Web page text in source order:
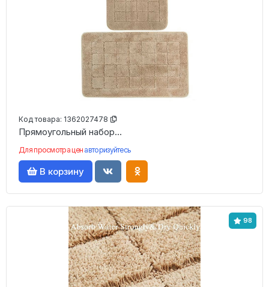
Код товара: 1362027478
Прямоугольный набор...
Для просмотра цен авторизуйтесь
В корзину
98